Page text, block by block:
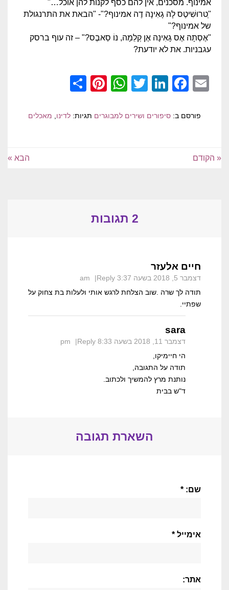
אמינוף. מסכנים, אין להם כסף לקנות להן אוכל…"
"ְטרוּשִׁיטֶס לָה גָאִינָה דֶה אמינוף?"- "הבאת את התרנגולת
של אמינוף?"
"אֶסְתָה אֶס גָאִינָה אֶן קְלֵמָה, נוֹ סַאבֶס?" – זה עוף ברסק
עגבניות. את לא יודעת?
Email
Facebook
LinkedIn
Twitter
WhatsApp
Pinterest
פורסם ב: סיפורים ושירים למבוגרים תגיות: לדינו מאכלים
« הקודם הבא »
2 תגובות
חיים אלעזר
דצמבר 5, 2018 בשעה 3:37 am
Reply
תודה לך שרה .שוב הצלחת לרגש אותי ולעלות בת צחוק על
שפתיי.
sara
דצמבר 11, 2018 בשעה 8:33 pm
Reply
הי חיימיקו,
תודה על התגובה,
נותנת מרץ להמשיך ולכתוב.
ד"ש בבית
השארת תגובה
שם: *
אימייל *
אתר: